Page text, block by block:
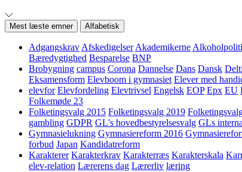
Mest læste emner Alfabetisk
Adgangskrav Afskedigelser Akademikerne
Bæredygtighed Besparelse BNP
Brobygning campus Corona Dannelse Dans Dansk
Eksamensform Elevboom i gymnasiet Elever med
elevfor Elevfordeling Elevtrivsel Engelsk EOP Epx EU
Folkemøde 23
Folketingsvalg 2015 Folketingsvalg 2019
gambling GDPR GL's hovedbestyrelsesvalg GLs
Gymnasielukning Gymnasiereform 2016
forbud Japan Kandidatreform
Karakterer Karakterkrav Karakterræs Karakterskala
elev-relation Lærerens dag Lærerliv læring